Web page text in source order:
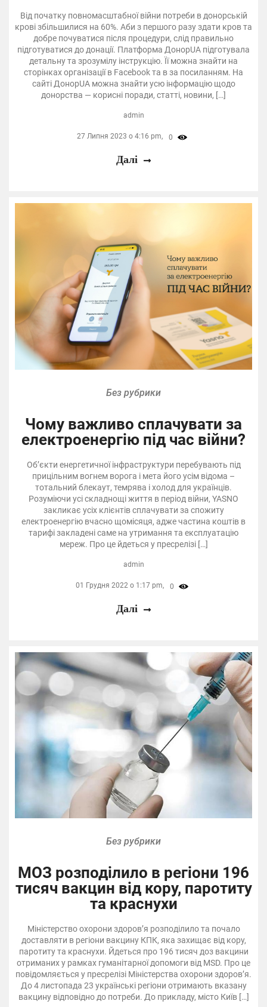
Від початку повномасштабної війни потреби в донорській
крові збільшилися на 60%. Аби з першого разу здати кров та
добре почуватися після процедури, слід правильно
підготуватися до донації. Платформа ДонорUA підготувала
детальну та зрозумілу інструкцію. Її можна знайти на
сторінках організації в Facebook та в за посиланням. На
сайті ДонорUA можна знайти усю інформацію щодо
донорства — корисні поради, статті, новини, […]
admin
27 Липня 2023 о 4:16 pm, 0
Далі
Без рубрики
Чому важливо сплачувати за
електроенергію під час війни?
Об’єкти енергетичної інфраструктури перебувають під
прицільним вогнем ворога і мета його усім відома –
тотальний блекаут, темрява і холод для українців.
Розуміючи усі складнощі життя в період війни, YASNO
закликає усіх клієнтів сплачувати за спожиту
електроенергію вчасно щомісяця, адже частина коштів в
тарифі закладені саме на утримання та експлуатацію
мереж. Про це йдеться у пресрелізі […]
admin
01 Грудня 2022 о 1:17 pm, 0
Далі
Без рубрики
МОЗ розподілило в регіони 196
тисяч вакцин від кору, паротиту
та краснухи
Міністерство охорони здоров’я розподілило та почало
доставляти в регіони вакцину КПК, яка захищає від кору,
паротиту та краснухи. Йдеться про 196 тисяч доз вакцини
отриманих у рамках гуманітарної допомоги від MSD. Про це
повідомляється у пресрелізі Міністерства охорони здоров’я.
До 4 листопада 23 українські регіони отримають вказану
вакцину відповідно до потреби. До прикладу, місто Київ […]